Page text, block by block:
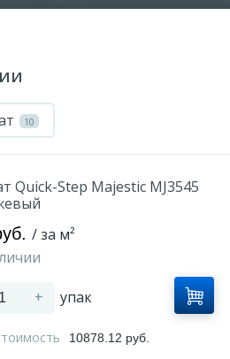
10
Quick-Step Majestic MJ3545
/ за м²
+ упак
10878.12 руб.